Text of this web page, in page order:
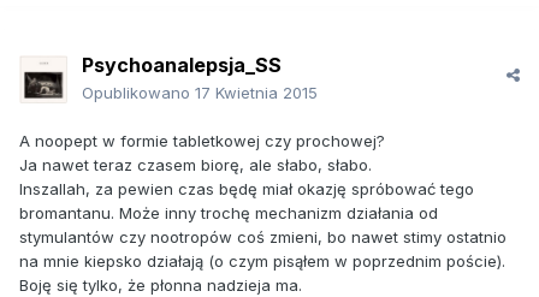
Psychoanalepsja_SS
Opublikowano 17 Kwietnia 2015
A noopept w formie tabletkowej czy prochowej?
Ja nawet teraz czasem biorę, ale słabo, słabo.
Inszallah, za pewien czas będę miał okazję spróbować tego
bromantanu. Może inny trochę mechanizm działania od
stymulantów czy nootropów coś zmieni, bo nawet stimy ostatnio
na mnie kiepsko działają (o czym pisąłem w poprzednim poście).
Boję się tylko, że płonna nadzieja ma.